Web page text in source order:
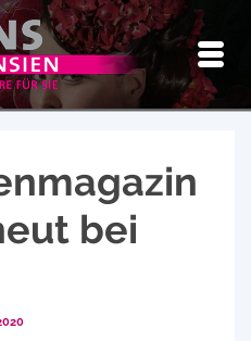
bei